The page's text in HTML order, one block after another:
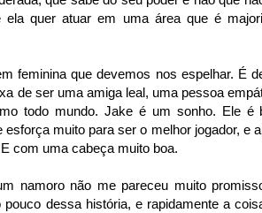
quer atuar em uma área que é
feminina que devemos nos espelhar. É
de ser uma amiga leal, uma pessoa
todo mundo. Jake é um sonho. Ele é
muito para ser o melhor jogador, e
com uma cabeça muito boa.
namoro não me pareceu muito
dessa história, e rapidamente a